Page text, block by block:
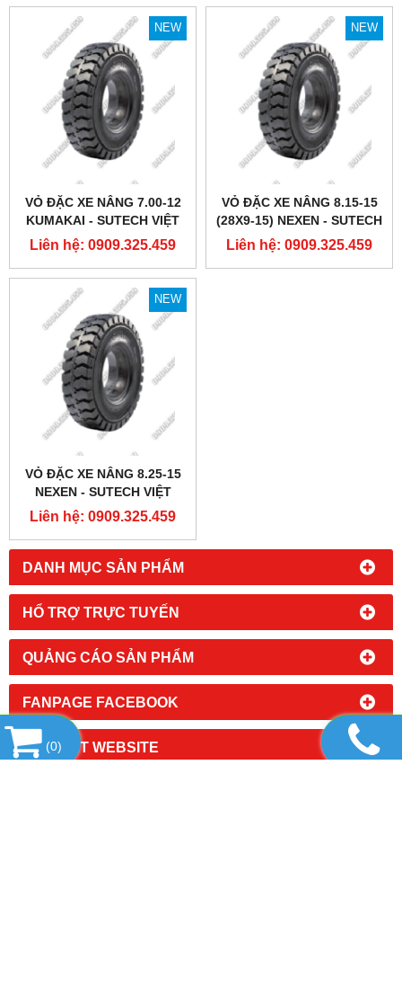
DANH MỤC SẢN PHẨM
HỔ TRỢ TRỰC TUYẾN
QUẢNG CÁO SẢN PHẨM
FANPAGE FACEBOOK
LIÊN KẾT WEBSITE
NEW
VỎ ĐẶC XE NÂNG 7.00-12
KUMAKAI - SUTECH VIỆT
NAM
Liên hệ: 0909.325.459
NEW
VỎ ĐẶC XE NÂNG 8.15-15
(28X9-15) NEXEN - SUTECH
VIỆT NAM
Liên hệ: 0909.325.459
NEW
VỎ ĐẶC XE NÂNG 8.25-15
NEXEN - SUTECH VIỆT
NAM
Liên hệ: 0909.325.459
(0)